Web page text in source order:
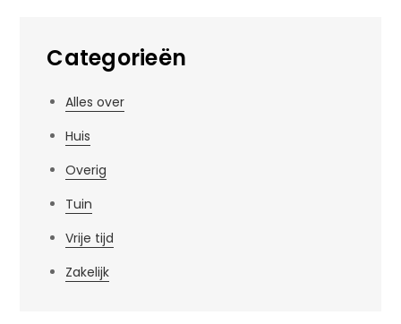
Categorieën
Alles over
Huis
Overig
Tuin
Vrije tijd
Zakelijk